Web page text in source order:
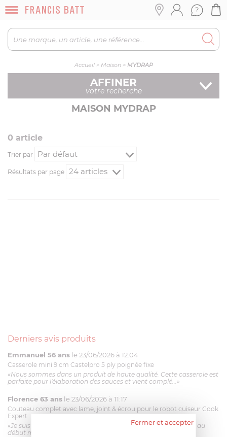
Accueil> Maison> MYDRAP
AFFINER
votre recherche
MAISON MYDRAP
0 article
Trier par
Résultats par page
Derniers avis produits
Emmanuel 56 ans le 23/06/2026 à 12:04
Casserole mini 9 cm Castelpro 5 ply poignée fixe
«Nous sommes dans un produit de haute qualité. Cette casserole est
parfaite pour l'élaboration des sauces et vient complé...»
Florence 63 ans le 23/06/2026 à 11:17
Couteau complet avec lame, joint & écrou pour le robot cuiseur Cook
Expert
«Je suis satisfaite du couteau Magimix. L'écrou est un peu dur au
début mais ça le fait. La livraison a été très rapide. ...»
Fermer et accepter